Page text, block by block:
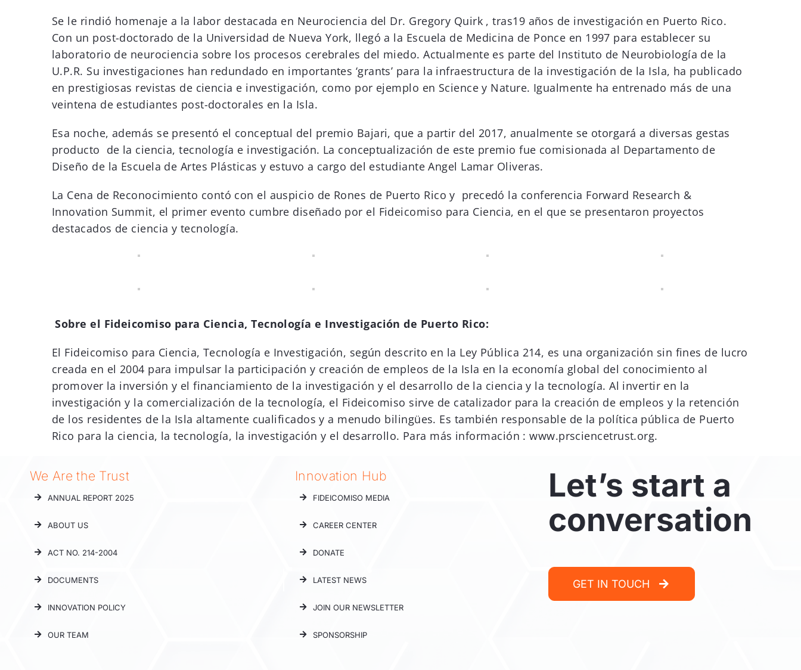
Se le rindió homenaje a la labor destacada en Neurociencia del Dr. Gregory Quirk , tras19 años de investigación en Puerto Rico.
Con un post-doctorado de la Universidad de Nueva York, llegó a la Escuela de Medicina de Ponce en 1997 para establecer su
laboratorio de neurociencia sobre los procesos cerebrales del miedo. Actualmente es parte del Instituto de Neurobiología de la
U.P.R. Su investigaciones han redundado en importantes ‘grants’ para la infraestructura de la investigación de la Isla, ha publicado
en prestigiosas revistas de ciencia e investigación, como por ejemplo en Science y Nature. Igualmente ha entrenado más de una
veintena de estudiantes post-doctorales en la Isla.
Esa noche, además se presentó el conceptual del premio Bajari, que a partir del 2017, anualmente se otorgará a diversas gestas
producto de la ciencia, tecnología e investigación. La conceptualización de este premio fue comisionada al Departamento de
Diseño de la Escuela de Artes Plásticas y estuvo a cargo del estudiante Angel Lamar Oliveras.
La Cena de Reconocimiento contó con el auspicio de Rones de Puerto Rico y precedó la conferencia Forward Research &
Innovation Summit, el primer evento cumbre diseñado por el Fideicomiso para Ciencia, en el que se presentaron proyectos
destacados de ciencia y tecnología.
Sobre el Fideicomiso para Ciencia, Tecnología e Investigación de Puerto Rico:
El Fideicomiso para Ciencia, Tecnología e Investigación, según descrito en la Ley Pública 214, es una organización sin fines de lucro
creada en el 2004 para impulsar la participación y creación de empleos de la Isla en la economía global del conocimiento al
promover la inversión y el financiamiento de la investigación y el desarrollo de la ciencia y la tecnología. Al invertir en la
investigación y la comercialización de la tecnología, el Fideicomiso sirve de catalizador para la creación de empleos y la retención
de los residentes de la Isla altamente cualificados y a menudo bilingües. Es también responsable de la política pública de Puerto
Rico para la ciencia, la tecnología, la investigación y el desarrollo. Para más información : www.prsciencetrust.org.
We Are the Trust
ANNUAL REPORT 2025
ABOUT US
ACT NO. 214-2004
DOCUMENTS
INNOVATION POLICY
OUR TEAM
Innovation Hub
FIDEICOMISO MEDIA
CAREER CENTER
DONATE
LATEST NEWS
JOIN OUR NEWSLETTER
SPONSORSHIP
Let’s start a
conversation
GET IN TOUCH